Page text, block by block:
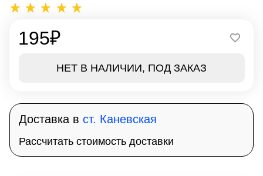
195₽
НЕТ В НАЛИЧИИ, ПОД ЗАКАЗ
Доставка в ст. Каневская
Рассчитать стоимость доставки